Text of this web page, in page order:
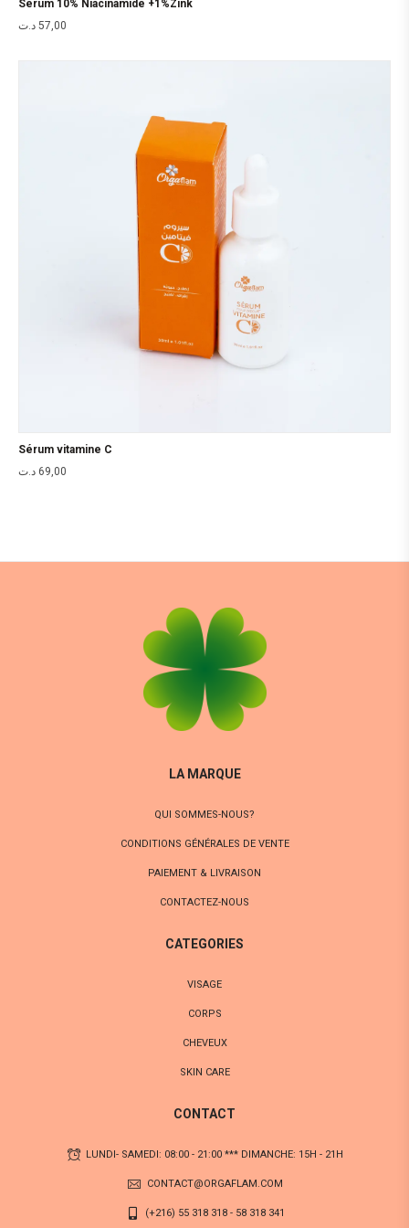
Sérum 10% Niacinamide +1%Zink
57,00 د.ت
Sérum vitamine C
69,00 د.ت
LA MARQUE
QUI SOMMES-NOUS?
CONDITIONS GÉNÉRALES DE VENTE
PAIEMENT & LIVRAISON
CONTACTEZ-NOUS
CATEGORIES
VISAGE
CORPS
CHEVEUX
SKIN CARE
CONTACT
LUNDI- SAMEDI: 08:00 - 21:00 *** DIMANCHE: 15H - 21H
CONTACT@ORGAFLAM.COM
(+216) 55 318 318 - 58 318 341